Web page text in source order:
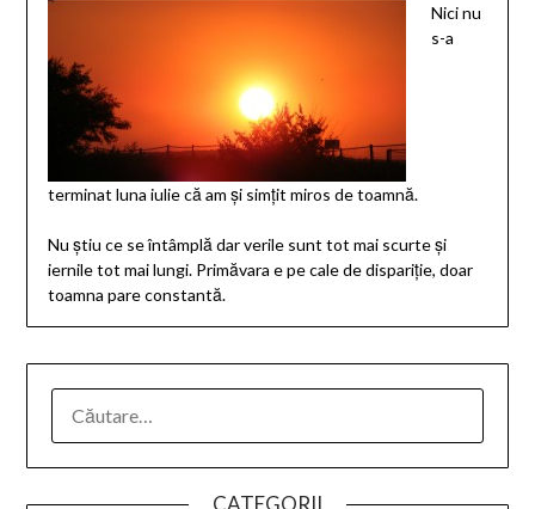
Nici nu
s-a
terminat luna iulie că am şi simţit miros de toamnă.
Nu ştiu ce se întâmplă dar verile sunt tot mai scurte şi
iernile tot mai lungi. Primăvara e pe cale de dispariţie, doar
toamna pare constantă.
CATEGORII